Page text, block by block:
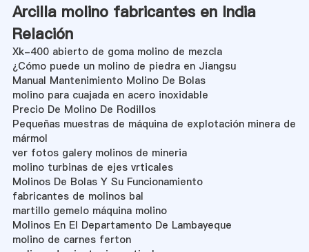
Arcilla molino fabricantes en India
Relación
Xk-400 abierto de goma molino de mezcla
¿Cómo puede un molino de piedra en Jiangsu
Manual Mantenimiento Molino De Bolas
molino para cuajada en acero inoxidable
Precio De Molino De Rodillos
Pequeñas muestras de máquina de explotación minera de
mármol
ver fotos galery molinos de mineria
molino turbinas de ejes vrticales
Molinos De Bolas Y Su Funcionamiento
fabricantes de molinos bal
martillo gemelo máquina molino
Molinos En El Departamento De Lambayeque
molino de carnes ferton